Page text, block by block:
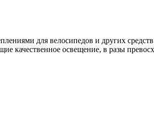
для велосипедов и других
освещение, в разы